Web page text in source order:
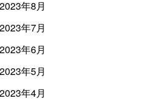
2023年8月
2023年7月
2023年6月
2023年5月
2023年4月